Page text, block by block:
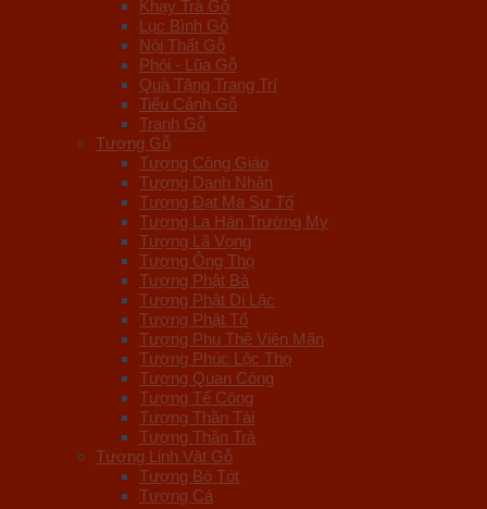
Khay Trà Gỗ
Lục Bình Gỗ
Nội Thất Gỗ
Phôi - Lũa Gỗ
Quà Tặng Trang Trí
Tiểu Cảnh Gỗ
Tranh Gỗ
Tượng Gỗ
Tượng Công Giáo
Tượng Danh Nhân
Tượng Đạt Ma Sư Tổ
Tượng La Hán Trường My
Tượng Lã Vọng
Tượng Ông Thọ
Tượng Phật Bà
Tượng Phật Di Lặc
Tượng Phật Tổ
Tượng Phu Thê Viên Mãn
Tượng Phúc Lộc Thọ
Tượng Quan Công
Tượng Tế Công
Tượng Thần Tài
Tượng Thần Trà
Tượng Linh Vật Gỗ
Tượng Bò Tót
Tượng Cá